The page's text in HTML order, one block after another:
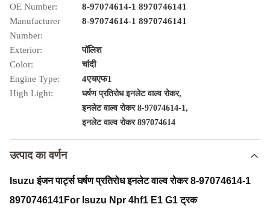
OE Number:
8-97074614-1 8970746141
Manufacturer
Number:
8-97074614-1 8970746141
Exterior:
पॉलिश
Color:
चांदी
Engine Type:
4एचएफ1
High Light:
घर्षण प्रतिरोध इनलेट वाल्व रोकर,
इनलेट वाल्व रोकर 8-97074614-1,
इनलेट वाल्व रोकर 897074614
उत्पाद का वर्णन
Isuzu इंजन पार्ट्स घर्षण प्रतिरोध इनलेट वाल्व रोकर 8-97074614-1
8970746141For Isuzu Npr 4hf1 E1 G1 ट्रक